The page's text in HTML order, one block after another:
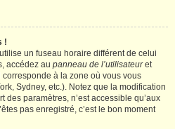
!
un fuseau horaire différent de celui
accédez au panneau de l’utilisateuret
à la zone où vous vous
Sydney, etc.). Notez que la modification
paramètres, n’est accessible qu’aux
pas enregistré, c’est le bon moment